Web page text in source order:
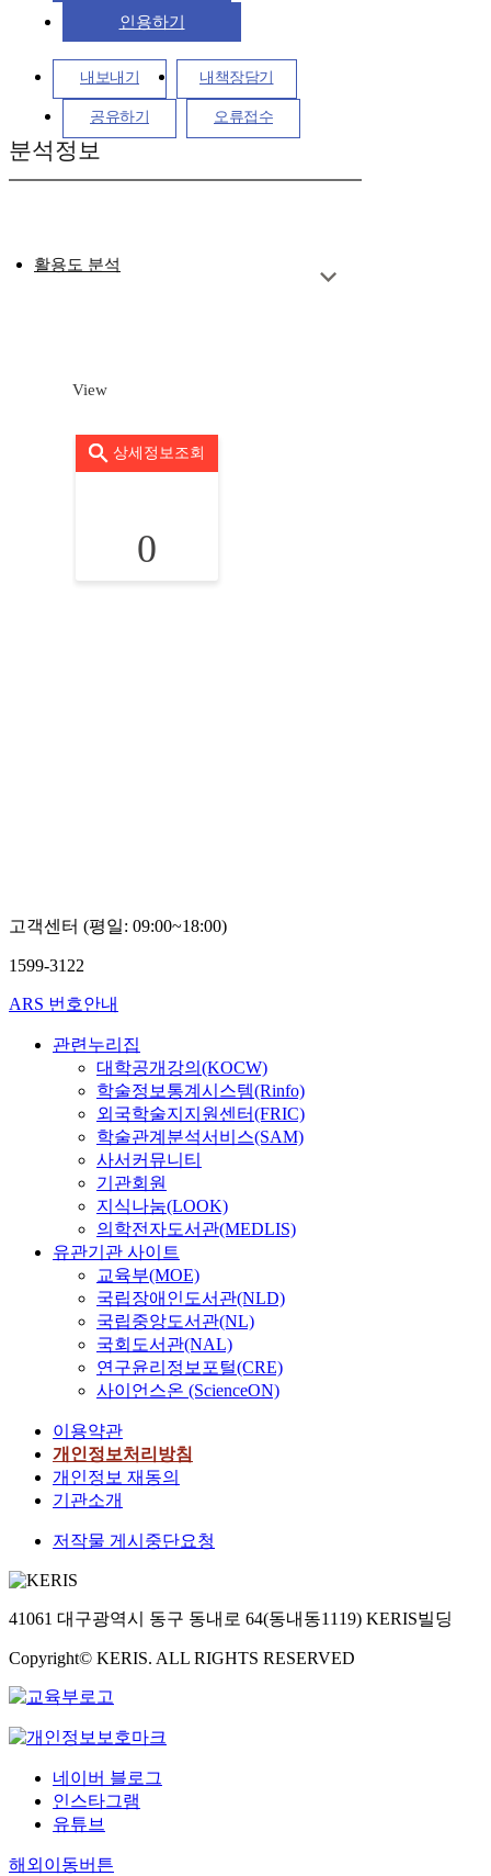
인용하기
내보내기 내책장담기
공유하기 오류접수
분석정보
활용도 분석
View
상세정보조회
0
고객센터 (평일: 09:00~18:00)
1599-3122
ARS 번호안내
관련누리집
대학공개강의(KOCW)
학술정보통계시스템(Rinfo)
외국학술지지원센터(FRIC)
학술관계분석서비스(SAM)
사서커뮤니티
기관회원
지식나눔(LOOK)
의학전자도서관(MEDLIS)
유관기관 사이트
교육부(MOE)
국립장애인도서관(NLD)
국립중앙도서관(NL)
국회도서관(NAL)
연구윤리정보포털(CRE)
사이언스온 (ScienceON)
이용약관
개인정보처리방침
개인정보 재동의
기관소개
저작물 게시중단요청
41061 대구광역시 동구 동내로 64(동내동1119) KERIS빌딩
Copyright© KERIS. ALL RIGHTS RESERVED
네이버 블로그
인스타그램
유튜브
해외이동버튼